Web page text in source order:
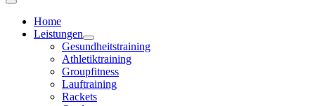
Toggle
NavigationHome
Leistungen
Gesundheitstraining
Athletiktraining
Groupfitness
Lauftraining
Rackets